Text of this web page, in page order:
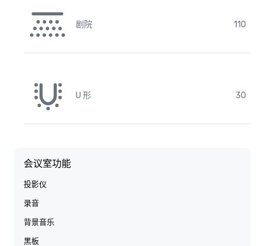
剧院 110
U 形 30
会议室功能
投影仪
录音
背景音乐
黑板